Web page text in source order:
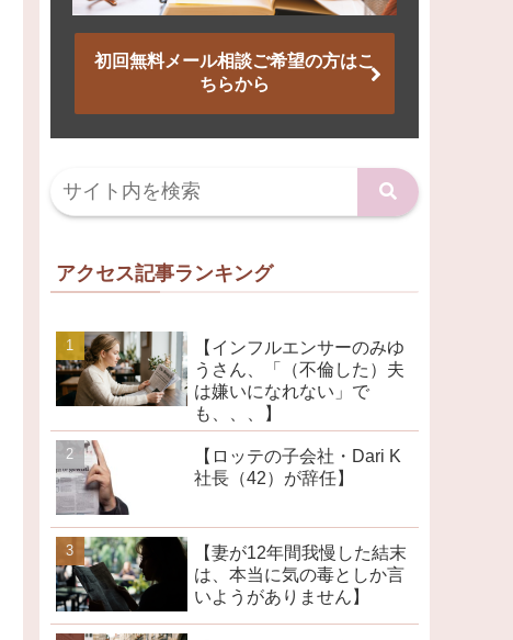
初回無料メール相談ご希望の方はこ
ちらから
アクセス記事ランキング
【インフルエンサーのみゆ
うさん、「（不倫した）夫
は嫌いになれない」で
も、、、】
【ロッテの子会社・Dari K
社長（42）が辞任】
【妻が12年間我慢した結末
は、本当に気の毒としか言
いようがありません】